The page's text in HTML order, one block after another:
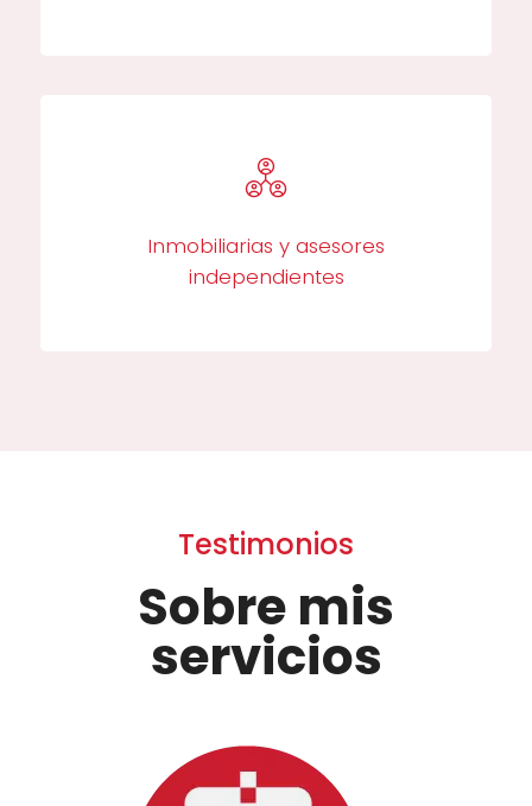
Inmobiliarias y asesores
independientes
Testimonios
Sobre mis
servicios